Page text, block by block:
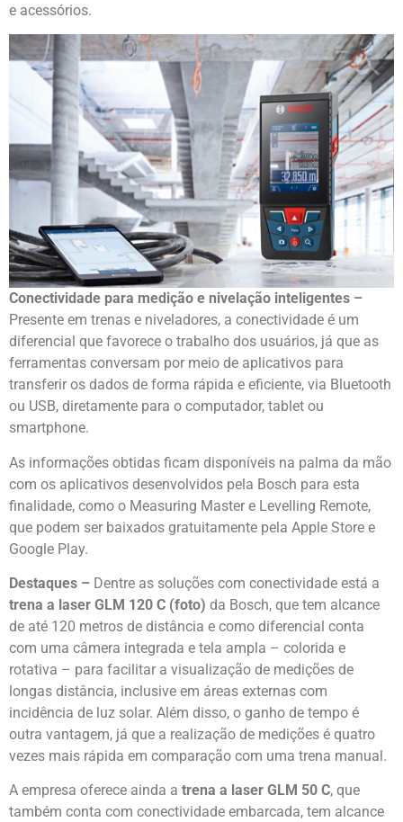
e acessórios.
Conectividade para medição e nivelação inteligentes –
Presente em trenas e niveladores, a conectividade é um
diferencial que favorece o trabalho dos usuários, já que as
ferramentas conversam por meio de aplicativos para
transferir os dados de forma rápida e eficiente, via Bluetooth
ou USB, diretamente para o computador, tablet ou
smartphone.
As informações obtidas ficam disponíveis na palma da mão
com os aplicativos desenvolvidos pela Bosch para esta
finalidade, como o Measuring Master e Levelling Remote,
que podem ser baixados gratuitamente pela Apple Store e
Google Play.
Destaques – Dentre as soluções com conectividade está a
trena a laser GLM 120 C (foto) da Bosch, que tem alcance
de até 120 metros de distância e como diferencial conta
com uma câmera integrada e tela ampla – colorida e
rotativa – para facilitar a visualização de medições de
longas distância, inclusive em áreas externas com
incidência de luz solar. Além disso, o ganho de tempo é
outra vantagem, já que a realização de medições é quatro
vezes mais rápida em comparação com uma trena manual.
A empresa oferece ainda a trena a laser GLM 50 C, que
também conta com conectividade embarcada, tem alcance